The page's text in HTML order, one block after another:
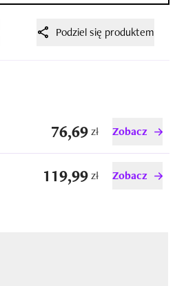
Podziel się produktem
76,69zł Zobacz
119,99zł Zobacz